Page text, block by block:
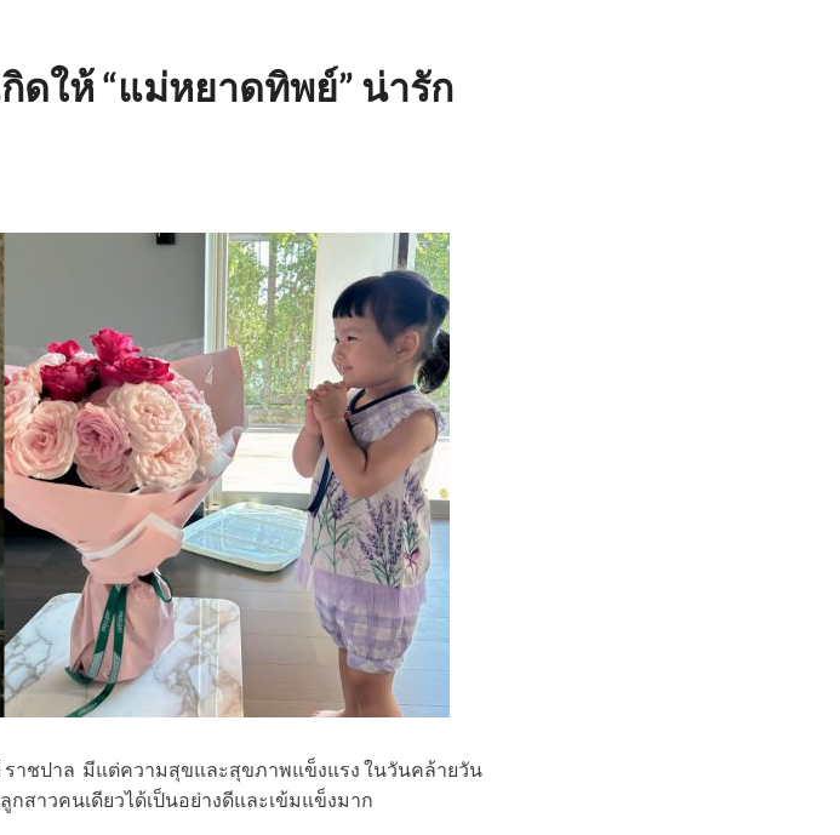
ดให้ “แม่หยาดทิพย์” น่ารัก
าชปาล มีแต่ความสุขและสุขภาพแข็งแรง ในวันคล้ายวัน
สาวคนเดียวได้เป็นอย่างดีและเข้มแข็งมาก